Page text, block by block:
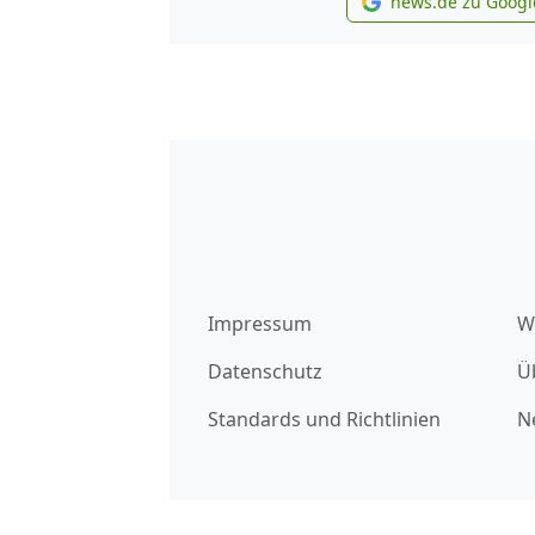
Impressum
Datenschutz
Standards und Richtlinien